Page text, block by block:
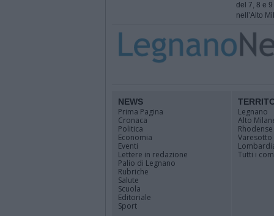
del 7, 8 e
nell’Alto
NEWS
Prima Pagina
Cronaca
Politica
Economia
Eventi
Lettere in redazione
Palio di Legnano
Rubriche
Salute
Scuola
Editoriale
Sport
Legnano
Alto
Rhodense
Varesotto
Tutti i